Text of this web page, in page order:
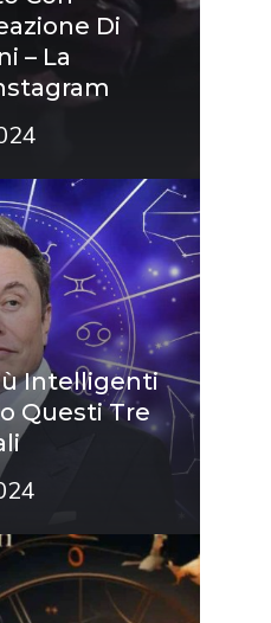
Di
– La
Intelligenti
Questi Tre